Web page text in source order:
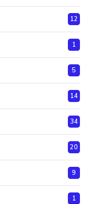
12
1
5
14
34
20
9
1